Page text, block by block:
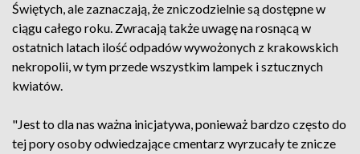
Świętych, ale zaznaczają, że zniczodzielnie są dostępne w
ciągu całego roku. Zwracają także uwagę na rosnącą w
ostatnich latach ilość odpadów wywożonych z krakowskich
nekropolii, w tym przede wszystkim lampek i sztucznych
kwiatów.
"Jest to dla nas ważna inicjatywa, ponieważ bardzo często do
tej pory osoby odwiedzające cmentarz wyrzucały te znicze